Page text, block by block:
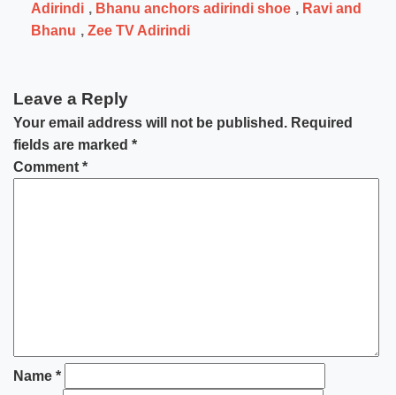
Adirindi , Bhanu anchors adirindi shoe , Ravi and
Bhanu , Zee TV Adirindi
Leave a Reply
Your email address will not be published. Required
fields are marked *
Comment *
Name *